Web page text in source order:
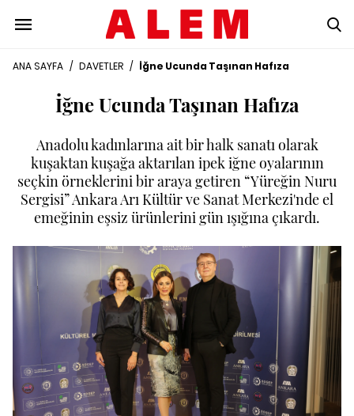
ANA SAYFA / DAVETLER / İğne Ucunda Taşınan Hafıza
İğne Ucunda Taşınan Hafıza
Anadolu kadınlarına ait bir halk sanatı olarak
kuşaktan kuşağa aktarılan ipek iğne oyalarının
seçkin örneklerini bir araya getiren “Yüreğin Nuru
Sergisi” Ankara Arı Kültür ve Sanat Merkezi'nde el
emeğinin eşsiz ürünlerini gün ışığına çıkardı.